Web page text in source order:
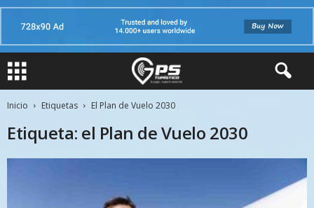
Inicio Etiquetas El Plan de Vuelo 2030
Etiqueta: el Plan de Vuelo 2030